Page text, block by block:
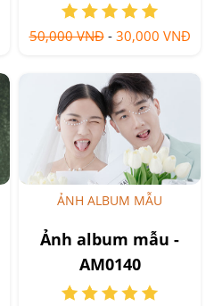
50,000 VNĐ- 30,000 VNĐ
ẢNH ALBUM MẪU
Ảnh album mẫu -
AM0140